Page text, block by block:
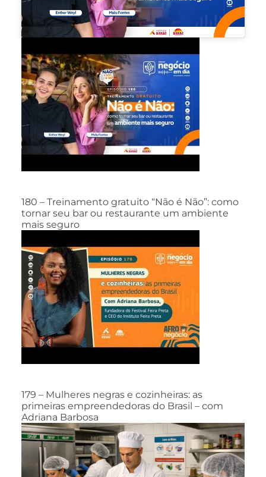
180 – Treinamento gratuito “Não é Não”: como
tornar seu bar ou restaurante um ambiente
mais seguro
179 – Mulheres negras e cozinheiras: as
primeiras empreendedoras do Brasil – com
Adriana Barbosa